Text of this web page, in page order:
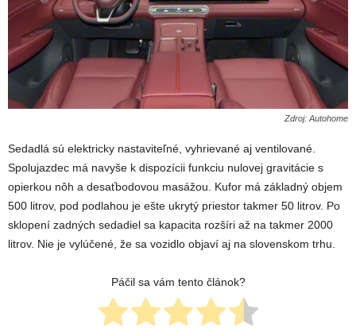
Zdroj: Autohome
Sedadlá sú elektricky nastaviteľné, vyhrievané aj ventilované.
Spolujazdec má navyše k dispozícii funkciu nulovej gravitácie s
opierkou nôh a desaťbodovou masážou. Kufor má základný objem
500 litrov, pod podlahou je ešte ukrytý priestor takmer 50 litrov. Po
sklopení zadných sedadiel sa kapacita rozšíri až na takmer 2000
litrov. Nie je vylúčené, že sa vozidlo objaví aj na slovenskom trhu.
Páčil sa vám tento článok?